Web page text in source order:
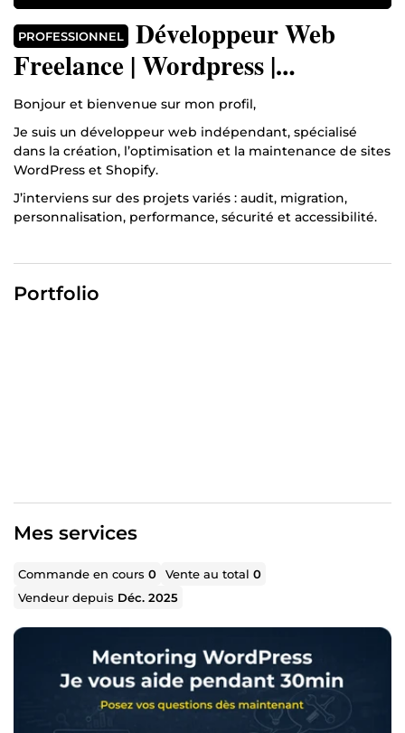
PROFESSIONNEL
Développeur Web
Freelance | Wordpress |
Intégrateur Web | Shopify
Bonjour et bienvenue sur mon profil,
Je suis un développeur web indépendant, spécialisé
dans la création, l’optimisation et la maintenance de sites
WordPress et Shopify.
J’interviens sur des projets variés : audit, migration,
personnalisation, performance, sécurité et accessibilité.
la collaboration transparente et l’application des
meilleures pratiques.
Création de sites & Intégration
Gestion de projet : cahier des charges, wireframes,
arborescence
Conformité W3C / RGAA
Méthodologie Atomic Design pour des composants
Pourquoi me choisir ?
Autonome: je gère les projets de A à Z, avec ou sans
équipe
: je documente, je teste, je livre fonctionnel
Rigoureux
: sécurité, performance, accessibilité
Portfolio
Mes services
Commande en cours0 Vente au total0
Vendeur depuis Déc. 2025